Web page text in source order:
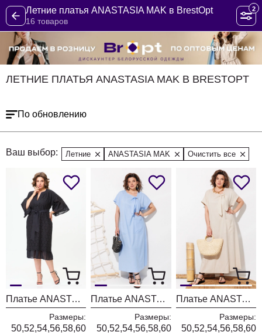
Летние платья ANASTASIA MAK в BrestOpt
16 товаров
2
ЛЕТНИЕ ПЛАТЬЯ ANASTASIA MAK В BRESTOPT
По обновлению
Ваш выбор: Летние ANASTASIA MAK Очистить все
Платье ANASTASIA MAK 1195-1 черный
Размеры:
50,52,54,56,58,60
Платье ANASTASIA MAK 1326 голубой
Размеры:
50,52,54,56,58,60
Платье ANASTASIA MAK 1326 бежевый
Размеры:
50,52,54,56,58,60